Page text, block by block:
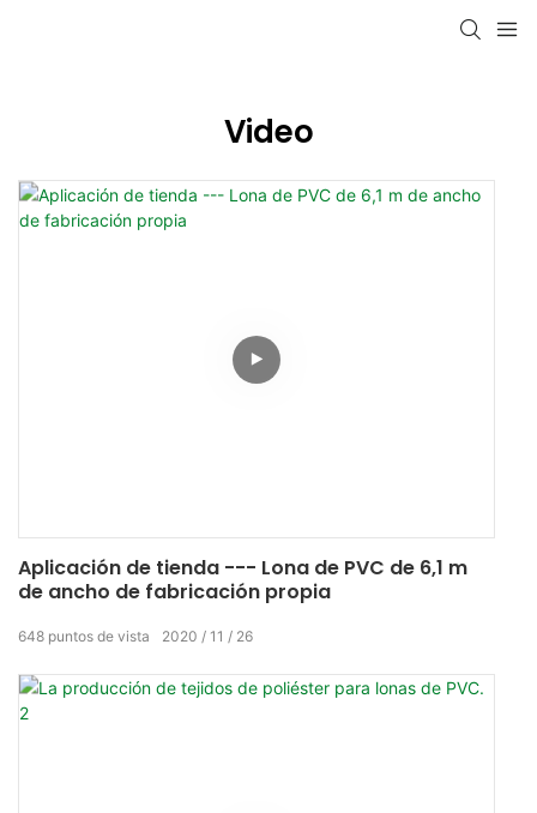
Video
Aplicación de tienda --- Lona de PVC de 6,1 m
de ancho de fabricación propia
2020 11 26
648 puntos de vista